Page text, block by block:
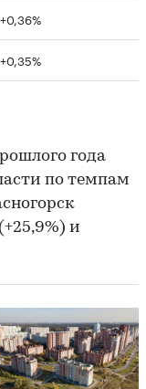
+0,36%
+0,35%
года
по темпам
и